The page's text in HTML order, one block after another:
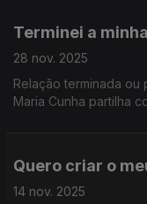
Terminei a
28 nov. 2025
Relação terminada ou
Maria Cunha partilha
Quero criar o
14 nov. 2025